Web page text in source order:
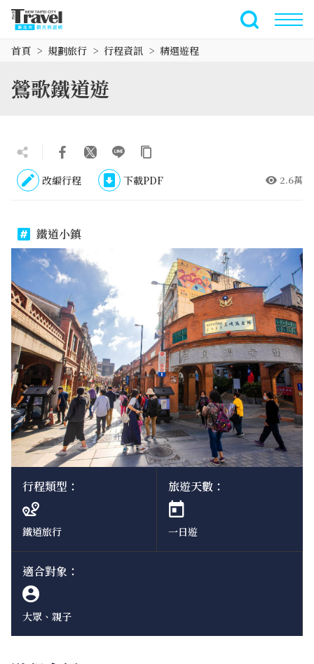
全文檢索
首頁 規劃旅行 行程資訊 精選遊程
鶯歌鐵道遊
改編行程 下載PDF 2.6萬
鐵道小鎮
行程類型：
鐵道旅行
旅遊天數：
一日遊
適合對象：
大眾、親子